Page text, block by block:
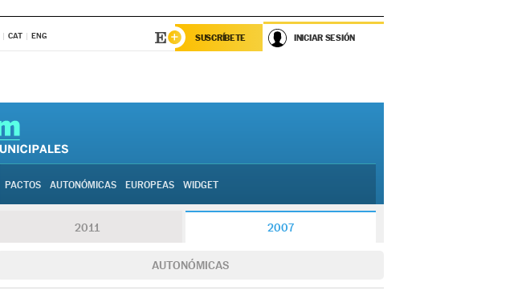
CAT ENG SUSCRÍBETE INICIAR SESIÓN
PACTOS AUTONÓMICAS EUROPEAS WIDGET
2011 2007
AUTONÓMICAS